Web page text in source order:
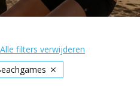
Alle filters verwijderen